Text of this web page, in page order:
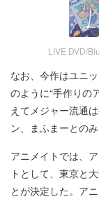
LIVE DVD/
なお、今作はユニ
のように“手作りの
えてメジャー流通
ン、まふまーとの
アニメイトでは、
トとして、東京と
とが決定した。ア